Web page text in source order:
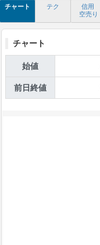
チャート テク
信用
空売り
チャート
始値
前日終値